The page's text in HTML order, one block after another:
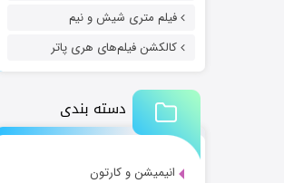
فیلم متری شیش و نیم
کالکشن فیلم‌های هری پاتر
دسته بندی
انیمیشن و کارتون